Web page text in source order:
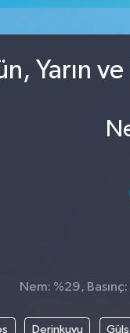
Yarın
Nem: %29,
Derinkuyu